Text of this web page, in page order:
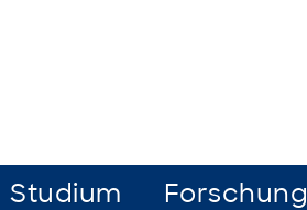
Studium Forschung